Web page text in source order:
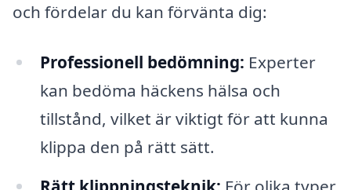
och fördelar du kan förvänta dig:
Professionell bedömning: Experter
kan bedöma häckens hälsa och
tillstånd, vilket är viktigt för att kunna
klippa den på rätt sätt.